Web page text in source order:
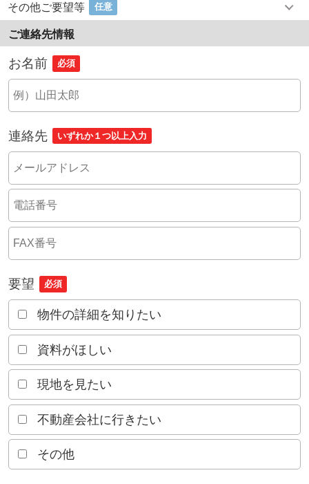
その他ご要望等 任意
ご連絡先情報
お名前 必須
連絡先 いずれか１つ以上入力
要望 必須
物件の詳細を知りたい
資料がほしい
現地を見たい
不動産会社に行きたい
その他